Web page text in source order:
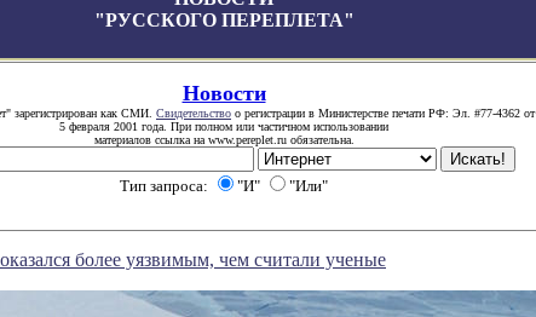
"РУССКОГО ПЕРЕПЛЕТА"
Новости
зарегистрирован как СМИ. Свидетельство о регистрации в Министерстве печати РФ: Эл. #77-4362 от
5 февраля 2001 года. При полном или частичном использовании
материалов ссылка на www.pereplet.ru обязательна.
Тип запроса: "И" "Или"
более уязвимым, чем считали ученые